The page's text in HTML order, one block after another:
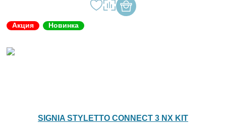
Акция Новинка
SIGNIA STYLETTO CONNECT 3 NX KIT